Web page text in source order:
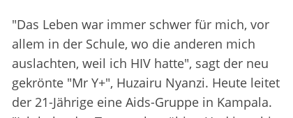
"Das Leben war immer schwer für mich, vor
allem in der Schule, wo die anderen mich
auslachten, weil ich HIV hatte", sagt der neu
gekrönte "Mr Y+", Huzairu Nyanzi. Heute leitet
der 21-Jährige eine Aids-Gruppe in Kampala.